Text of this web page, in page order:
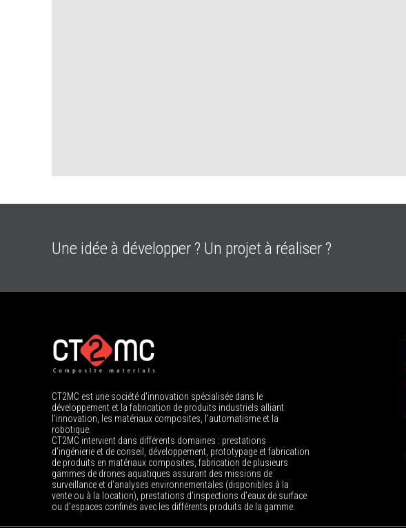
Une idée à développer ? Un projet à réaliser ?
CT2MC est une société d'innovation spécialisée dans le
développement et la fabrication de produits industriels alliant
l’innovation, les matériaux composites, l’automatisme et la
robotique.
CT2MC intervient dans différents domaines : prestations
d’ingénierie et de conseil, développement, prototypage et fabrication
de produits en matériaux composites, fabrication de plusieurs
gammes de drones aquatiques assurant des missions de
surveillance et d’analyses environnementales (disponibles à la
vente ou à la location), prestations d’inspections d’eaux de surface
ou d’espaces confinés avec les différents produits de la gamme.